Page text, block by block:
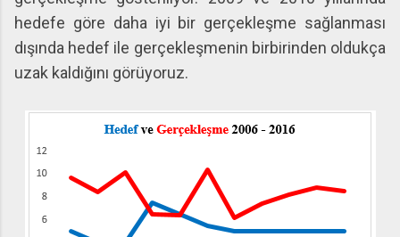
hedefe göre daha iyi bir gerçekleşme sağlanması
dışında hedef ile gerçekleşmenin birbirinden oldukça
uzak kaldığını görüyoruz.